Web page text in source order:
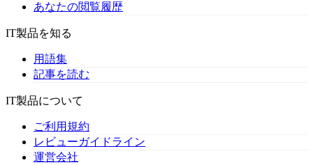
あなたの閲覧履歴
IT製品を知る
用語集
記事を読む
IT製品について
ご利用規約
レビューガイドライン
運営会社